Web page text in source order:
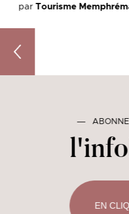
parTourisme
Quoi faire dans
―
EN